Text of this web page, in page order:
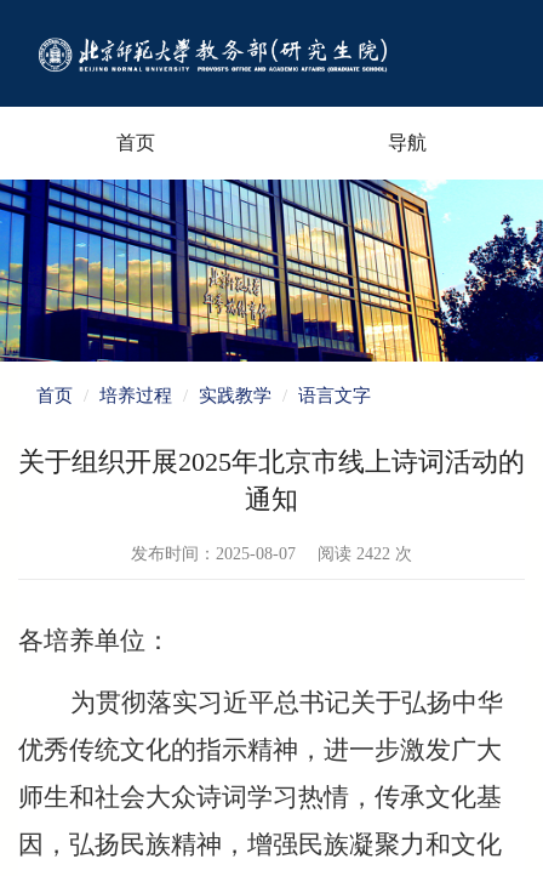
首页 导航
首页 培养过程 实践教学 语言文字
关于组织开展2025年北京市线上诗词活动的
通知
发布时间：2025-08-07 阅读 2422 次
各培养单位：
为贯彻落实习近平总书记关于弘扬中华
优秀传统文化的指示精神，进一步激发广大
师生和社会大众诗词学习热情，传承文化基
因，弘扬民族精神，增强民族凝聚力和文化